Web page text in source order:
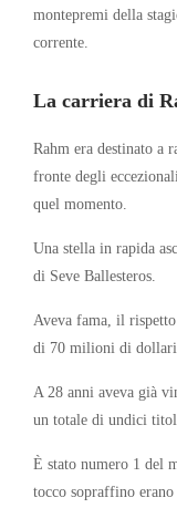
montepremi della
corrente.
La carriera di
Rahm era destinato a
fronte degli
quel momento.
Una stella in rapida
di Seve Ballesteros.
Aveva fama, il
di 70 milioni di dollari
A 28 anni aveva già
un totale di undici
È stato numero 1 del
tocco sopraffino